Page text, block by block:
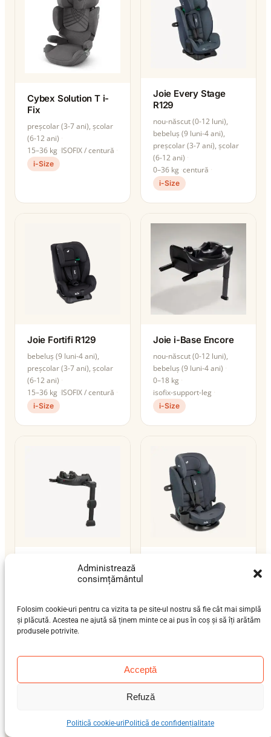
Administrează
consimțământul
Folosim cookie-uri pentru ca vizita ta pe site-ul nostru să fie cât mai simplă
și plăcută. Acestea ne ajută să ținem minte ce ai pus în coș și să îți arătăm
produsele potrivite.
Acceptă
Refuză
Politică cookie-uri Politică de confidențialitate
Cybex Solution T i-
Fix
preșcolar (3-7 ani), școlar
(6-12 ani)
15–36 kg ISOFIX / centură
i-Size
Joie Every Stage
R129
nou-născut (0-12 luni),
bebeluș (9 luni-4 ani),
preșcolar (3-7 ani), școlar
(6-12 ani)
0–36 kg centură
i-Size
Joie Fortifi R129
bebeluș (9 luni-4 ani),
preșcolar (3-7 ani), școlar
(6-12 ani)
15–36 kg ISOFIX / centură
i-Size
Joie i-Base Encore
nou-născut (0-12 luni),
bebeluș (9 luni-4 ani)
0–18 kg
isofix-support-leg
i-Size
Joie i-Base LX 2
nou-născut (0-12 luni)
i-Size
15–36 kg ISOFIX / centură